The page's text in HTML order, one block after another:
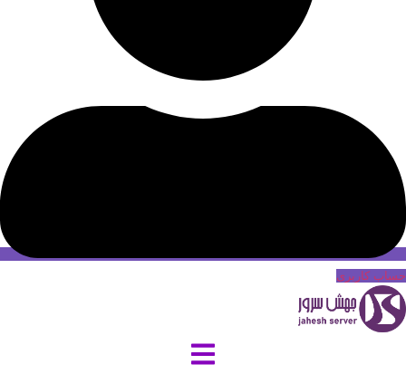
حساب کاربری